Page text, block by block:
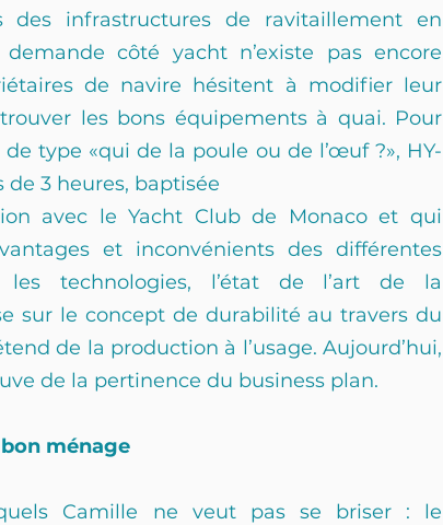
infrastructures de ravitaillement en
côté yacht n’existe pas encore
de navire hésitent à modifier leur
les bons équipements à quai. Pour
type «qui de la poule ou de l’œuf ?», HY-
3 heures, baptisée
avec le Yacht Club de Monaco et qui
et inconvénients des différentes
les technologies, l’état de l’art de la
sur le concept de durabilité au travers du
de la production à l’usage. Aujourd’hui,
de la pertinence du business plan.
ménage
Camille ne veut pas se briser : le